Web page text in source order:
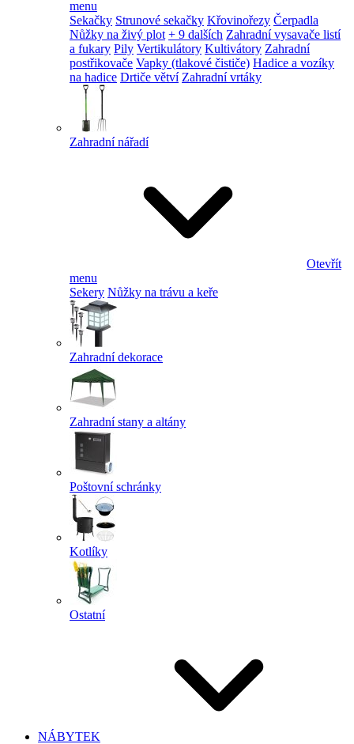
menu
Sekačky Strunové sekačky Křovinořezy Čerpadla
Nůžky na živý plot + 9 dalších Zahradní vysavače listí
a fukary Pily Vertikulátory Kultivátory Zahradní
postřikovače Vapky (tlakové čističe) Hadice a vozíky
na hadice Drtiče větví Zahradní vrtáky
Zahradní nářadí
Otevřít
menu
Sekery Nůžky na trávu a keře
Zahradní dekorace
Zahradní stany a altány
Poštovní schránky
Kotlíky
Ostatní
NÁBYTEK